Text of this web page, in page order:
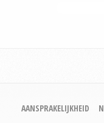
AANSPRAKELIJKHEID